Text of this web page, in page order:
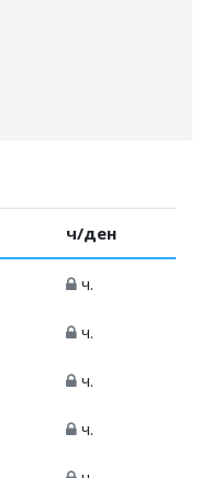
ч/ден
ч.
ч.
ч.
ч.